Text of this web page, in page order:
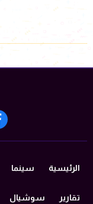
الرئيسية سينما
تقارير سوشيال